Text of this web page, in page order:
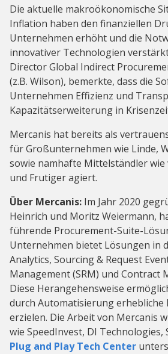
Die aktuelle makroökonomische
Inflation haben den finanziellen
Unternehmen erhöht und die
innovativer Technologien
Director Global Indirect
(z.B. Wilson), bemerkte, dass die
Unternehmen Effizienz und
Kapazitätserweiterung in
Mercanis hat bereits als
für Großunternehmen wie Linde,
sowie namhafte Mittelständler
und Frutiger agiert.
Über Mercanis: Im Jahr 2020
Heinrich und Moritz Weiermann,
führende Procurement-Suite-
Unternehmen bietet Lösungen in
Analytics, Sourcing & Request
Management (SRM) und Contract
Diese Herangehensweise
durch Automatisierung erhebliche
erzielen. Die Arbeit von Mercanis
wie SpeedInvest, DI Technologies,
Plug and Play Tech Center